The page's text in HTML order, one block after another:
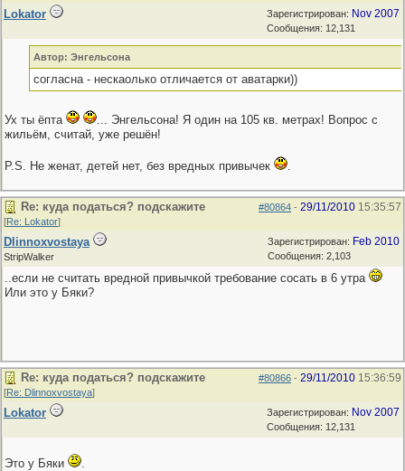
Зарегистрирован: Nov 2007
Сообщения: 12,131
Lokator
Автор: Энгельсона
согласна - нескаолько отличается от аватарки))
Ух ты ёпта
... Энгельсона! Я один на 105 кв. метрах! Вопрос с
жильём, считай, уже решён!
P.S. Не женат, детей нет, без вредных привычек .
#80864 - 29/11/2010 15:35:57
Re: куда податься? подскажите
[Re: Lokator]
Зарегистрирован: Feb 2010
Сообщения: 2,103
Dlinnoxvostaya
StripWalker
..если не считать вредной привычкой требование сосать в 6 утра
Или это у Бяки?
#80866 - 29/11/2010 15:36:59
Re: куда податься? подскажите
[Re: Dlinnoxvostaya]
Зарегистрирован: Nov 2007
Сообщения: 12,131
Lokator
Это у Бяки .